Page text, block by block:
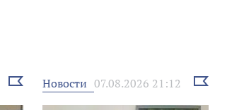
Выбрать
новость
Новости 07.08.2026 21:12
Выбрать